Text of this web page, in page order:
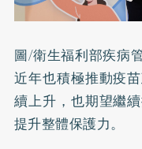
圖/衛生福利部疾病
近年也積極推動疫
續上升，也期望繼
提升整體保護力。